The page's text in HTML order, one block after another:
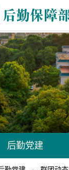
后勤党建